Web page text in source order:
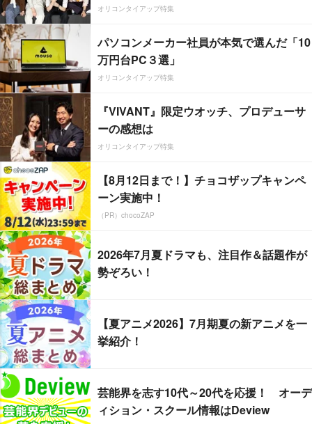
オリコンタイアップ特集
パソコンメーカー社員が本気で選んだ「10
万円台PC３選」
オリコンタイアップ特集
『VIVANT』限定ウオッチ、プロデューサ
ーの感想は
オリコンタイアップ特集
【8月12日まで！】チョコザップキャンペ
ーン実施中！
（PR）chocoZAP
2026年7月夏ドラマも、注目作＆話題作が
勢ぞろい！
【夏アニメ2026】7月期夏の新アニメを一
挙紹介！
芸能界を志す10代～20代を応援！ オーデ
ィション・スクール情報はDeview